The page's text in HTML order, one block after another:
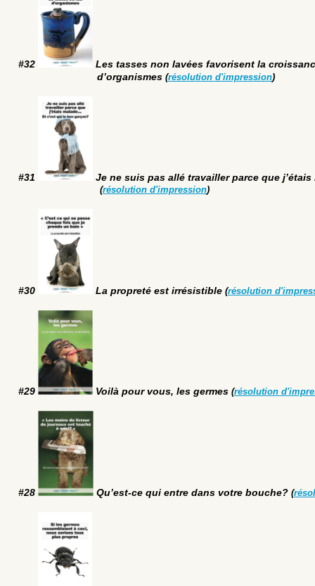
#32
Les tasses non lavées favorisent la
d’organismes (résolution d'impression)
#31 Je ne suis pas allé travailler parce que j’étais
(résolution d'impression)
#30 La propreté est irrésistible (résolution
#29 Voilà pour vous, les germes (résolution
#28 Qu’est-ce qui entre dans votre bouche? (